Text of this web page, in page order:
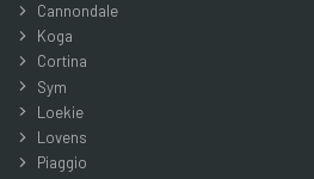
Cannondale
Koga
Cortina
Sym
Loekie
Lovens
Piaggio